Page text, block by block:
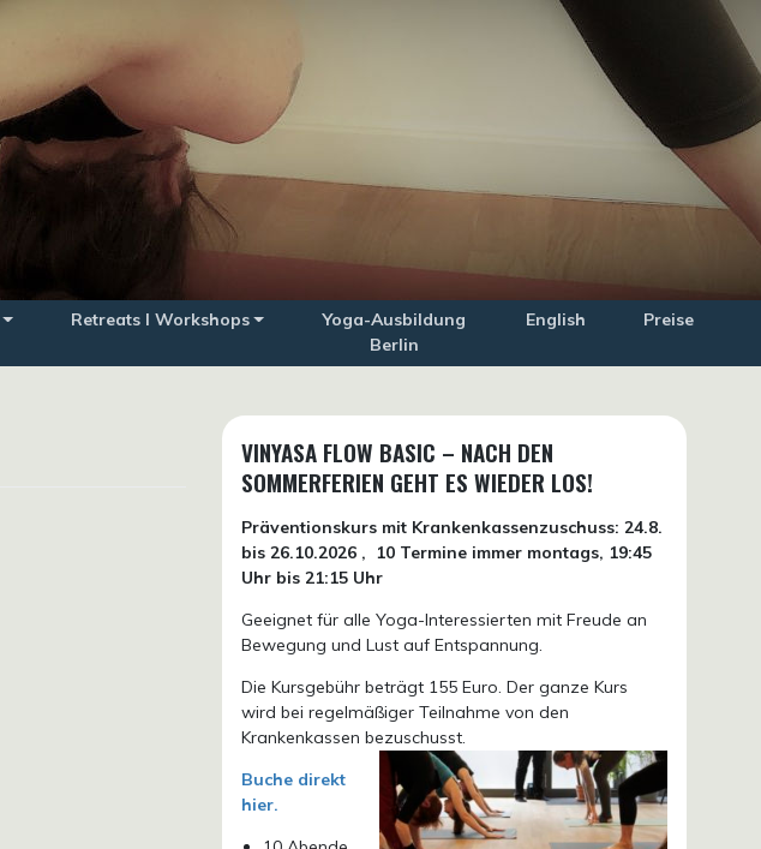
Retreats I Workshops
Yoga-Ausbildung
Berlin
English Preise
VINYASA FLOW BASIC – NACH DEN
SOMMERFERIEN GEHT ES WIEDER LOS!
Präventionskurs mit Krankenkassenzuschuss:24.8.
bis 26.10.2026 ,
10 Termine immer montags, 19:45
Uhr bis 21:15 Uhr
Geeignet für alle Yoga-Interessierten mit Freude an
Bewegung und Lust auf Entspannung.
Die Kursgebühr beträgt 155 Euro. Der ganze Kurs
wird bei regelmäßiger Teilnahme von den
Krankenkassen bezuschusst.
Buche direkt
hier.